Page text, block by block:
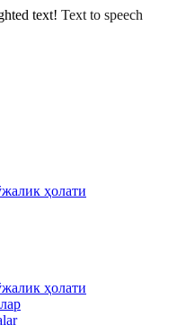
text! Text to speech
ҳолати
ҳолати